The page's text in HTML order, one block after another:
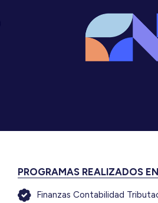
PROGRAMAS REALIZADOS
Finanzas Contabilidad